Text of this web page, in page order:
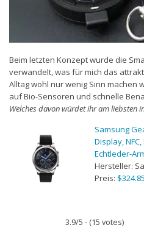
Beim letzten Konzept wurde die
verwandelt, was für mich das
Alltag wohl nur wenig Sinn machen
auf Bio-Sensoren und schnelle
Welches davon würdet ihr am liebsten
Samsung
Display,
Echtleder-
Hersteller:
Preis:
3.9/5 - (15 votes)